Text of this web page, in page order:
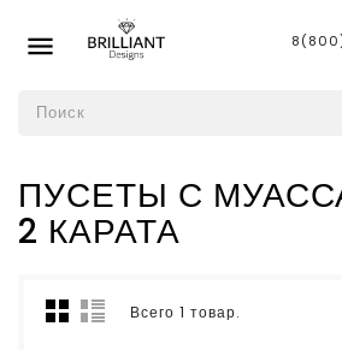

ПУСЕТЫ С
2 КАРАТА
Всего 1 товар.